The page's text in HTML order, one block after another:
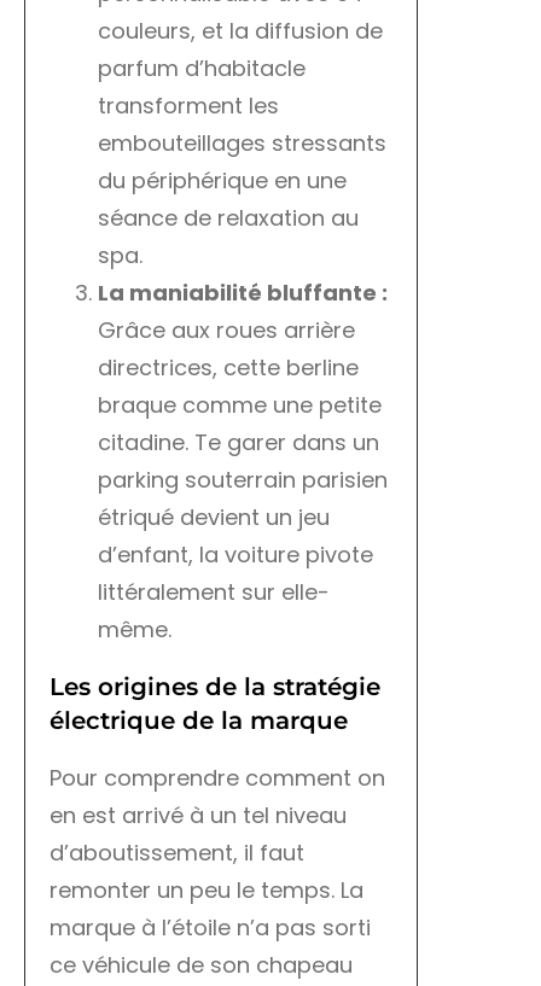
couleurs, et la diffusion de
parfum d’habitacle
transforment les
embouteillages stressants
du périphérique en une
séance de relaxation au
spa.
La maniabilité bluffante :
Grâce aux roues arrière
directrices, cette berline
braque comme une petite
citadine. Te garer dans un
parking souterrain parisien
étriqué devient un jeu
d’enfant, la voiture pivote
littéralement sur elle-
même.
Les origines de la stratégie
électrique de la marque
Pour comprendre comment on
en est arrivé à un tel niveau
d’aboutissement, il faut
remonter un peu le temps. La
marque à l’étoile n’a pas sorti
ce véhicule de son chapeau